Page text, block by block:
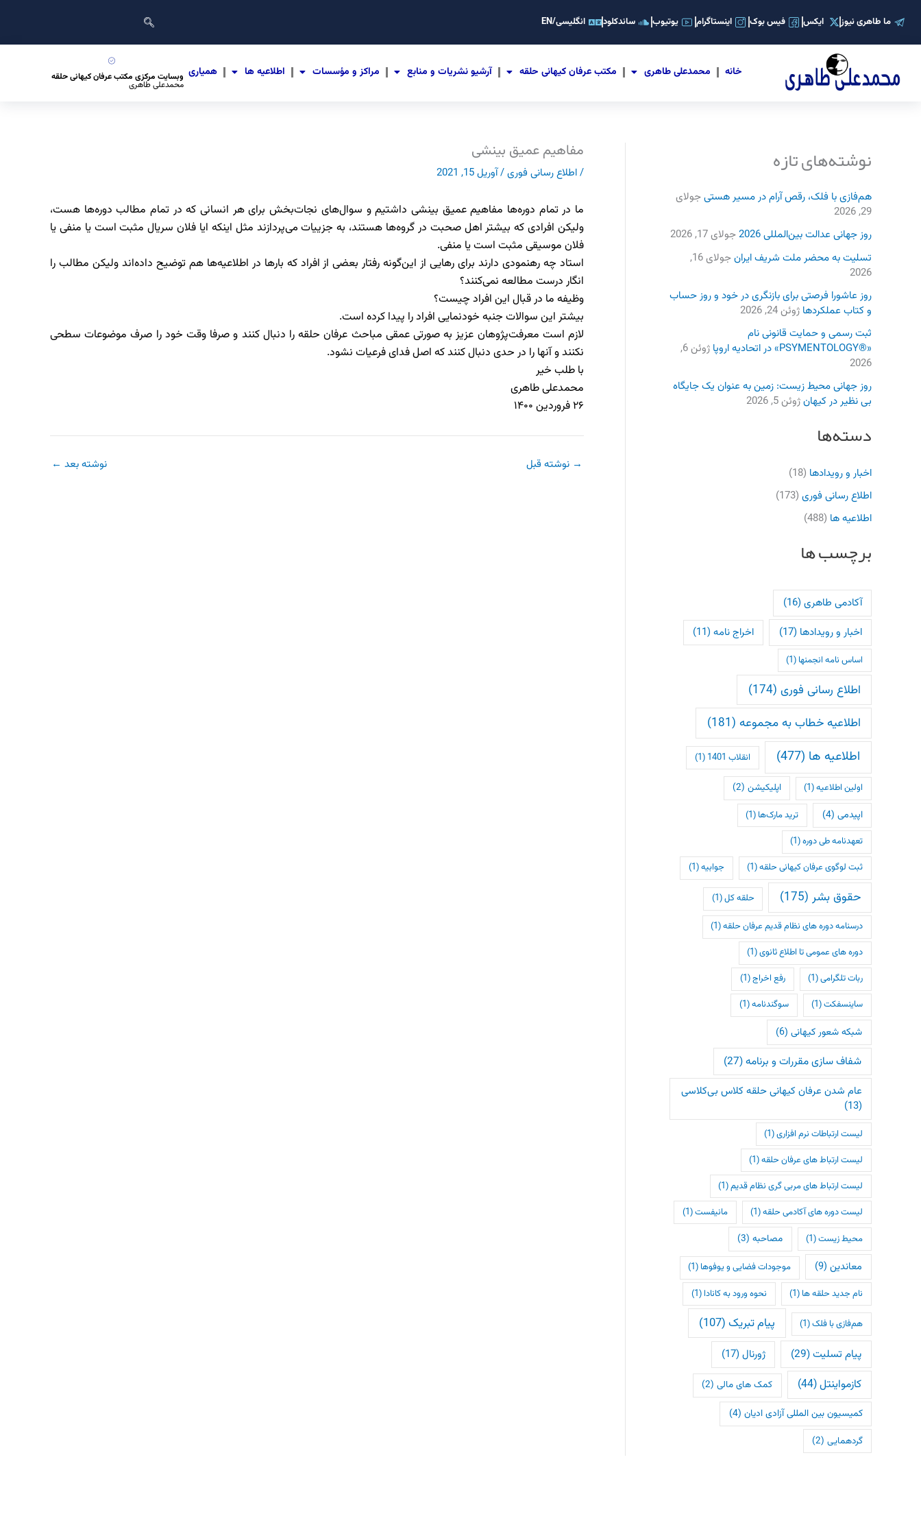
ما طاهری نیوز ایکس فیس بوک اینستاگرام یوتیوب ساندکلود انگلیسی/EN
خانه محمدعلی طاهری مکتب عرفان کیهانی حلقه آرشیو نشریات و منابع مراکز و مؤسسات اطلاعیه ها همیاری وبسایت مرکزی مکتب عرفان کیهانی حلقه
محمدعلی طاهری
نوشته‌های تازه
هم‌فازی با فلک، رقص آرام در مسیر هستیجولای
29, 2026
روز جهانی عدالت بین‌المللی 2026
جولای 17, 2026
تسلیت به محضر ملت شریف ایران
جولای 16,
2026
روز عاشورا فرصتی برای بازنگری در خود و روز حساب
و کتاب عملکردها ژوئن 24, 2026
ثبت رسمی و حمایت قانونی نام
«®PSYMENTOLOGY» در اتحادیه اروپا
ژوئن 6,
2026
روز جهانی محیط زیست: زمین به عنوان یک جایگاه
بی نظیر در کیهانژوئن 5, 2026
دسته‌ها
اخبار و رویدادها (18)
اطلاع رسانی فوری (173)
اطلاعیه ها (488)
برچسب ها
آکادمی طاهری(16)
اخبار و رویدادها (17) اخراج نامه (11)
اساس نامه انجمنها (1)
اطلاع رسانی فوری (174)
اطلاعیه خطاب به مجموعه (181)
اطلاعیه ها (477) انقلاب 1401 (1)
اولین اطلاعیه(1) اپلیکیشن (2)
اپیدمی (4) ترید مارک‌ها (1)
تعهدنامه طی دوره(1)
ثبت لوگوی عرفان کیهانی حلقه(1) جوابیه(1)
حقوق بشر (175) حلقه کل(1)
درسنامه دوره های نظام قدیم عرفان حلقه(1)
دوره های عمومی تا اطلاع ثانوی(1)
ربات تلگرامی(1) رفع اخراج(1)
ساینسفکت(1) سوگندنامه(1)
شبکه شعور کیهانی(6)
شفاف سازی مقررات و برنامه(27)
عام شدن عرفان کیهانی حلقه کلاس بی‌کلاسی
(13)
لیست ارتباطات نرم افزاری(1)
لیست ارتباط های عرفان حلقه(1)
لیست ارتباط های مربی گری نظام قدیم(1)
لیست دوره های آکادمی حلقه(1) مانیفست(1)
محیط زیست(1) مصاحبه(3)
معاندین (9) موجودات فضایی و یوفوها (1)
نام جدید حلقه ها (1) نحوه ورود به کانادا (1)
هم‌فازی با فلک(1) پیام تبریک(107)
پیام تسلیت(29) ژورنال(17)
کازمواینتل(44) کمک های مالی(2)
کمیسیون بین المللی آزادی ادیان (4)
گردهمایی (2)
مفاهیم عمیق بینشی
/اطلاع رسانی فوری/آوریل 15, 2021
ما در تمام دوره‌ها مفاهیم عمیق بینشی داشتیم و سوال‌های نجات‌بخش برای هر انسانی که در تمام مطالب دوره‌ها هست،
ولیکن افرادی که بیشتر اهل صحبت در گروه‌ها هستند، به جزییات می‌پردازند مثل اینکه ایا فلان سریال مثبت است یا منفی یا
فلان موسیقی مثبت است یا منفی.
استاد چه رهنمودی دارند برای رهایی از این‌گونه رفتار بعضی از افراد که بارها در اطلاعیه‌ها هم توضیح داده‌اند ولیکن مطالب را
انگار درست مطالعه نمی‌کنند؟
وظیفه ما در قبال این افراد چیست؟
بیشتر این سوالات جنبه خودنمایی افراد را پیدا کرده است.
لازم است معرفت‌پژوهان عزیز به صورتی عمقی مباحث عرفان حلقه را دنبال کنند و صرفا وقت خود را صرف موضوعات سطحی
نکنند و آنها را در حدی دنبال کنند که اصل فدای فرعیات نشود.
با طلب خیر
محمدعلی طاهری
۲۶ فروردین ۱۴۰۰
→ نوشته قبل نوشته بعد ←